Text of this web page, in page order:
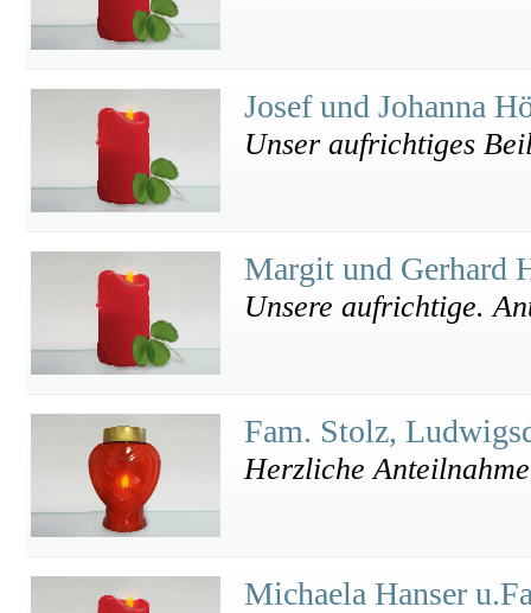
Josef und Johanna
Unser aufrichtiges
Margit und Gerhard
Unsere aufrichtige.
Fam. Stolz,
Herzliche Anteilnahme
Michaela Hanser